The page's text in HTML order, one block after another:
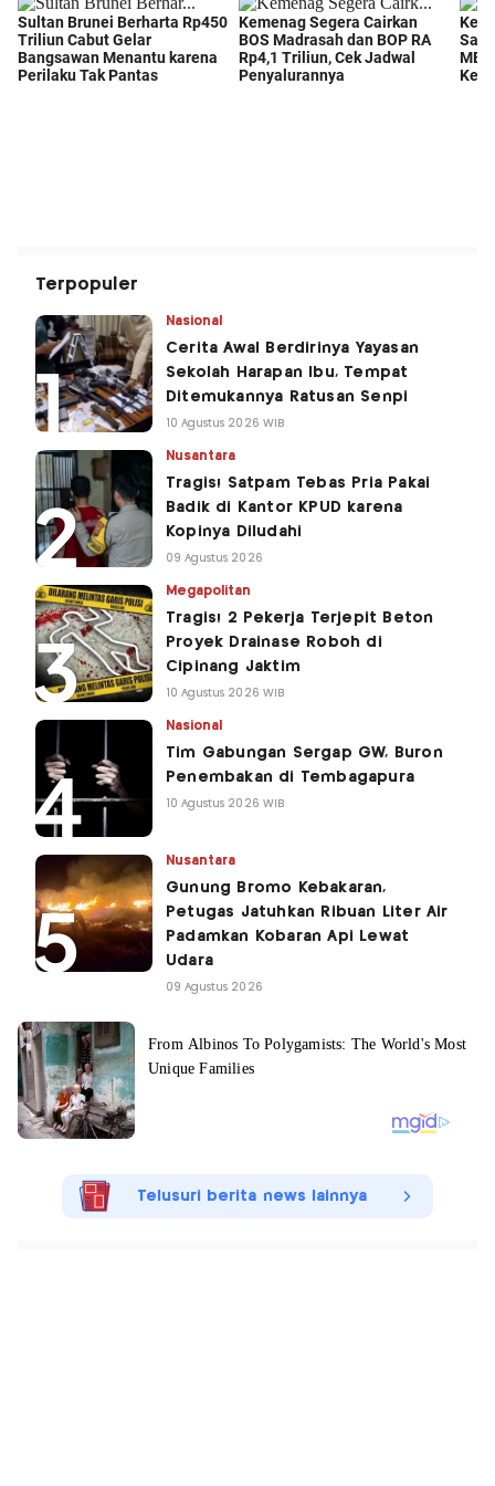
Terpopuler
Nasional
Cerita Awal Berdirinya Yayasan
Sekolah Harapan Ibu, Tempat
Ditemukannya Ratusan Senpi
10 Agustus 2026 WIB
Nusantara
Tragis! Satpam Tebas Pria Pakai
Badik di Kantor KPUD karena
Kopinya Diludahi
09 Agustus 2026
Megapolitan
Tragis! 2 Pekerja Terjepit Beton
Proyek Drainase Roboh di
Cipinang Jaktim
10 Agustus 2026 WIB
Nasional
Tim Gabungan Sergap GW, Buron
Penembakan di Tembagapura
10 Agustus 2026 WIB
Nusantara
Gunung Bromo Kebakaran,
Petugas Jatuhkan Ribuan Liter Air
Padamkan Kobaran Api Lewat
Udara
09 Agustus 2026
Telusuri berita news lainnya